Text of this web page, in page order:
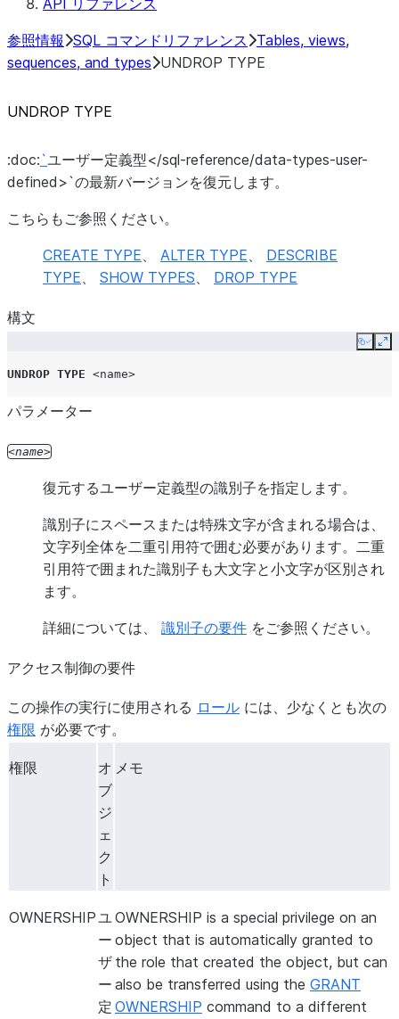
API リファレンス
参照情報 SQL コマンドリファレンス
Tables, views,
sequences, and types UNDROP TYPE
UNDROP TYPE
:doc:`ユーザー定義型</sql-reference/data-types-user-
defined>`の最新バージョンを復元します。
こちらもご参照ください。
CREATE TYPE、 ALTER TYPE、 DESCRIBE
TYPE、 SHOW TYPES、 DROP TYPE
構文
Copy
UNDROP TYPE <name>
パラメーター
name
復元するユーザー定義型の識別子を指定します。
識別子にスペースまたは特殊文字が含まれる場合は、
文字列全体を二重引用符で囲む必要があります。二重
引用符で囲まれた識別子も大文字と小文字が区別され
ます。
詳細については、 識別子の要件 をご参照ください。
アクセス制御の要件
この操作の実行に使用される ロール には、少なくとも次の
権限 が必要です。
権限
オ
ブ
ジ
ェ
ク
ト
メモ
OWNERSHIPユ
ー
ザ
ー
定
OWNERSHIP is a special privilege on an
object that is automatically granted to
the role that created the object, but can
also be transferred using the GRANT
OWNERSHIP command to a different